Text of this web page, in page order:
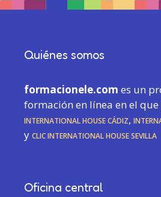
Quiénes somos
formacionele.com es un
formación en línea en el
International House Cádiz,
yCLIC International House Sevilla
Oficina central